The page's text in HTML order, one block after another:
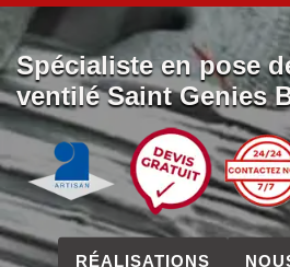
Spécialiste en pose
ventilé Saint Genies
RÉALISATIONS